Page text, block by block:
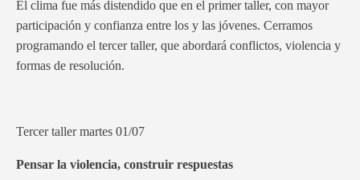
El clima fue más distendido que en el primer taller, con mayor
participación y confianza entre los y las jóvenes. Cerramos
programando el tercer taller, que abordará conflictos, violencia y
formas de resolución.
Tercer taller martes 01/07
Pensar la violencia, construir respuestas